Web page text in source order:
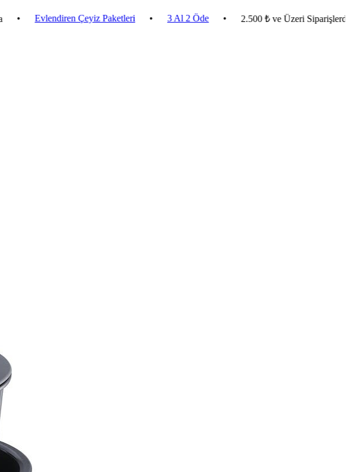
Evlendiren Çeyiz Paketleri • 3 Al 2 Öde •
2.500 ₺ ve Üzeri Siparişlerde